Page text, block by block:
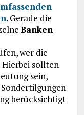
. Gerade die
Banken
wer die
sollten
sein,
berücksichtigt